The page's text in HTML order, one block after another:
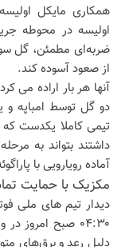
همکاری مایکل
اولیسه در محوطه
ضربه‌ای مطمئن، گل
از صعود آسوده کند.
آنها هر بار اراده می
دو گل توسط امباپه و
تیمی کاملا یکدست
آماده رویارویی با
مکزیک با حمایت
دیدار تیم های ملی
۰۴:۳۰ صبح امروز
دلیل رعد و برق‌های